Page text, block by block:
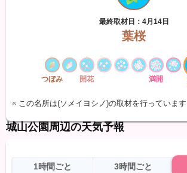
最終取材日：4月14日
葉桜
つぼみ 開花 満開
※ この名所は(ソメイヨシノ)の取材を行っています
城山公園周辺の天気予報
1時間ごと 3時間ごと